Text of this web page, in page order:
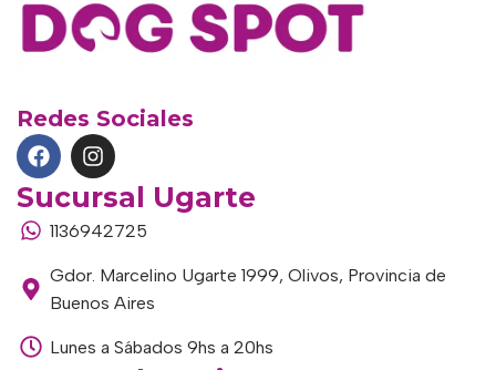
Redes Sociales
Sucursal Ugarte
1136942725
Gdor. Marcelino Ugarte 1999, Olivos, Provincia de
Buenos Aires
Lunes a Sábados 9hs a 20hs